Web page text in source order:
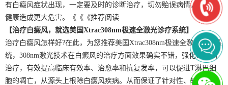
有白癜风症状出现，一定要及时的诊断治疗，切勿贻误病情，给身心
健康造成更大危害。《《《推荐阅读
【治疗白癜风，就选美国Xtrac308nm极速全激光诊疗系统】
治疗白癜风怎样好?在此，为您推荐美国Xtrac308nm极速全激光诊疗系
统，308nm激光技术在白癜风的治疗方面效果确实不错，强化、巩固
治疗，有效提高临床有效率、治愈率和抗复发率，可以促进T淋巴细
胞的凋亡，从源头上根除白癜风疾病。从而保证了针对性、较短周期